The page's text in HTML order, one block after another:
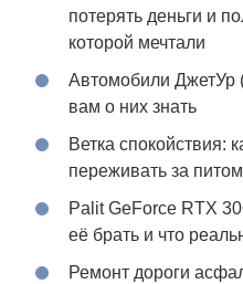
потерять деньги и
которой мечтали
Автомобили ДжетУр
вам о них знать
Ветка спокойствия:
переживать за
Palit GeForce RTX
её брать и что
Ремонт дороги